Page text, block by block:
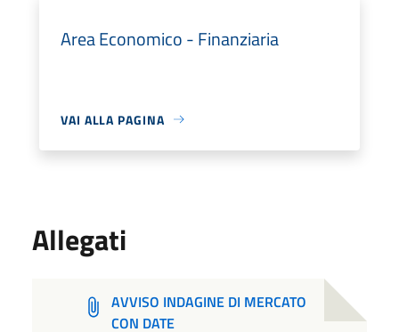
Area Economico - Finanziaria
VAI ALLA PAGINA
Allegati
AVVISO INDAGINE DI MERCATO
CON DATE